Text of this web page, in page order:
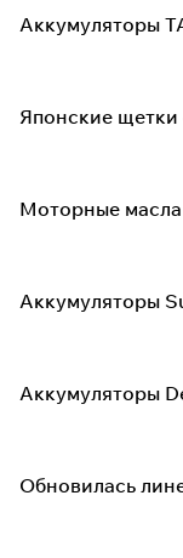
Аккумуляторы
Японские щетки
Моторные
Аккумуляторы
Аккумуляторы
Обновилась